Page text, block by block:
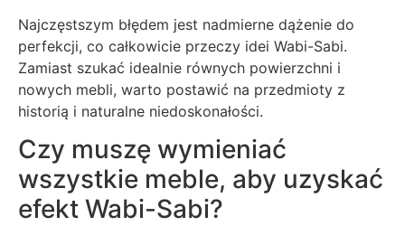
Najczęstszym błędem jest nadmierne dążenie do
perfekcji, co całkowicie przeczy idei Wabi-Sabi.
Zamiast szukać idealnie równych powierzchni i
nowych mebli, warto postawić na przedmioty z
historią i naturalne niedoskonałości.
Czy muszę wymieniać
wszystkie meble, aby uzyskać
efekt Wabi-Sabi?